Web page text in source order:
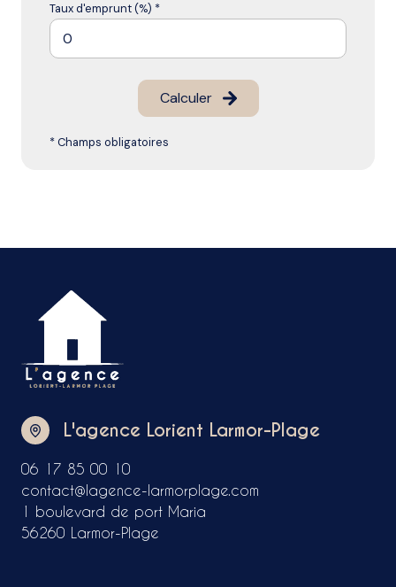
Taux d'emprunt (%) *
Calculer
* Champs obligatoires
L'agence Lorient Larmor-Plage
06 17 85 00 10
contact@lagence-larmorplage.com
1 boulevard de port Maria
56260 Larmor-Plage